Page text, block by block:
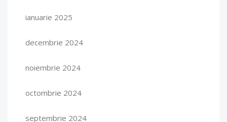
ianuarie 2025
decembrie 2024
noiembrie 2024
octombrie 2024
septembrie 2024